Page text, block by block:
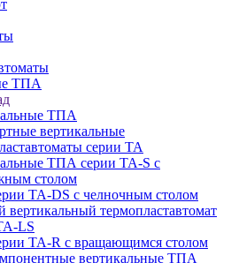
ТПА
ТПА
вертикальные
серии ТА
ТПА серии ТА-S с
столом
ТА-DS с челночным столом
вертикальный термопластавтомат
LS
ТА-R с вращающимся столом
вертикальные ТПА